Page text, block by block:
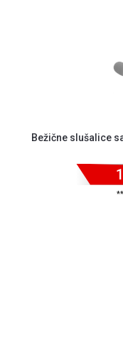
Bežične slušalice